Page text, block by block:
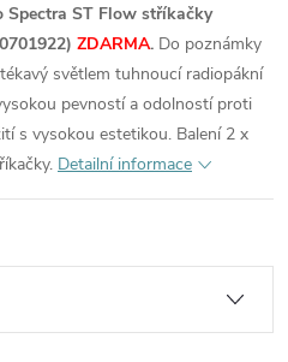
Spectra ST Flow stříkačky
ZDARMA. Do poznámky
světlem tuhnoucí radiopákní
pevností a odolností proti
s vysokou estetikou. Balení 2 x
Detailní informace